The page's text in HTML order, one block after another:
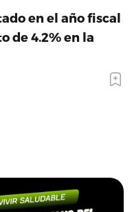
en el año fiscal
de 4.2% en la